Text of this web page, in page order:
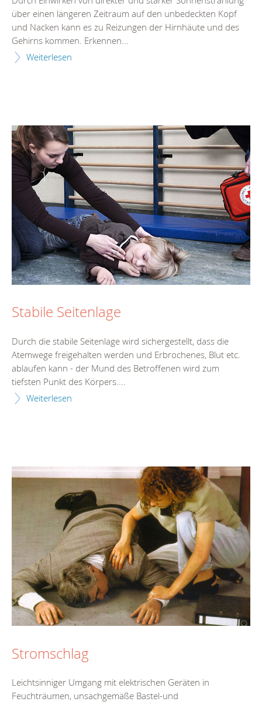
über einen längeren Zeitraum auf den unbedeckten Kopf
und Nacken kann es zu Reizungen der Hirnhäute und des
Gehirns kommen. Erkennen...
Weiterlesen
Stabile Seitenlage
Durch die stabile Seitenlage wird sichergestellt, dass die
Atemwege freigehalten werden und Erbrochenes, Blut etc.
ablaufen kann - der Mund des Betroffenen wird zum
tiefsten Punkt des Körpers....
Weiterlesen
Stromschlag
Leichtsinniger Umgang mit elektrischen Geräten in
Feuchträumen, unsachgemäße Bastel-und